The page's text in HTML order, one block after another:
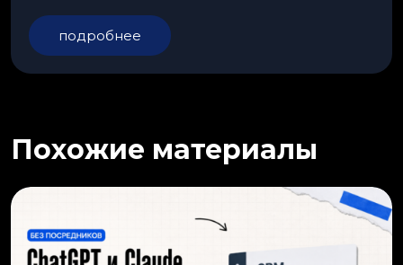
подробнее
Похожие материалы